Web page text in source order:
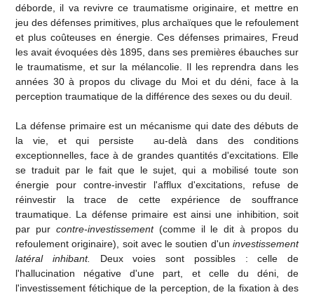
déborde, il va revivre ce traumatisme originaire, et mettre en
jeu des défenses primitives, plus archaïques que le refoulement
et plus coûteuses en énergie. Ces défenses primaires, Freud
les avait évoquées dès 1895, dans ses premières ébauches sur
le traumatisme, et sur la mélancolie. Il les reprendra dans les
années 30 à propos du clivage du Moi et du déni, face à la
perception traumatique de la différence des sexes ou du deuil.
La défense primaire est un mécanisme qui date des débuts de
la vie, et qui persiste au-delà dans des conditions
exceptionnelles, face à de grandes quantités d'excitations. Elle
se traduit par le fait que le sujet, qui a mobilisé toute son
énergie pour contre-investir l'afflux d'excitations, refuse de
réinvestir la trace de cette expérience de souffrance
traumatique. La défense primaire est ainsi une inhibition, soit
par pur contre-investissement (comme il le dit à propos du
refoulement originaire), soit avec le soutien d'un investissement
latéral inhibant.
Deux voies sont possibles : celle de
l'hallucination négative d'une part, et celle du déni, de
l'investissement fétichique de la perception, de la fixation à des